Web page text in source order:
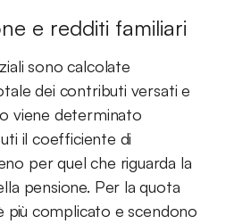
e redditi familiari
sono calcolate
dei contributi versati e
viene determinato
il coefficiente di
per quel che riguarda la
pensione. Per la quota
più complicato e scendono